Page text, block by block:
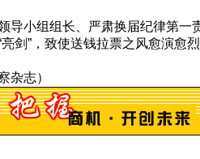
小组组长、严肃换届纪律第
”，致使送钱拉票之风愈演愈
杂志）